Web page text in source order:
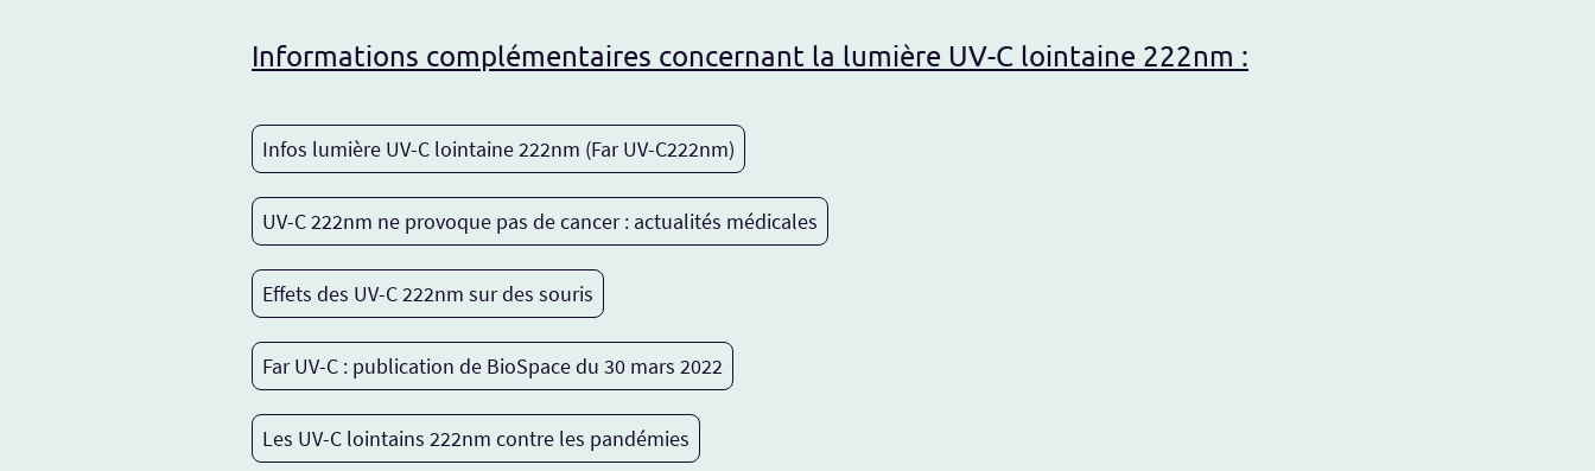
Informations complémentaires concernant la lumière UV-C lointaine 222nm :
Infos lumière UV-C lointaine 222nm (Far UV-C222nm)
UV-C 222nm ne provoque pas de cancer : actualités médicales
Effets des UV-C 222nm sur des souris
Far UV-C : publication de BioSpace du 30 mars 2022
Les UV-C lointains 222nm contre les pandémies